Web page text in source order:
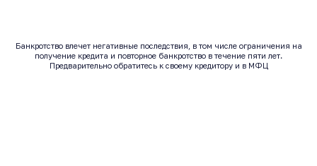
© 2017 - 2026 | Все права защищены
Исполнитель: ООО "ЮК ЗАРЯ" ОГРН: 1246300014443 |
Банкротство влечет негативные последствия, в том числе ограничения на
получение кредита и повторное банкротство в течение пяти лет.
Предварительно обратитесь к своему кредитору и в МФЦ